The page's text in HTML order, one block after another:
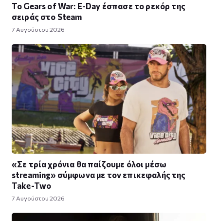
Το Gears of War: E-Day έσπασε το ρεκόρ της
σειράς στο Steam
7 Αυγούστου 2026
«Σε τρία χρόνια θα παίζουμε όλοι μέσω
streaming» σύμφωνα με τον επικεφαλής της
Take-Two
7 Αυγούστου 2026